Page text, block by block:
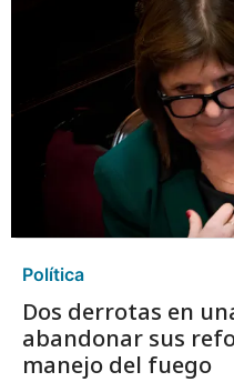
Política
Dos derrotas en
abandonar sus
manejo del fuego